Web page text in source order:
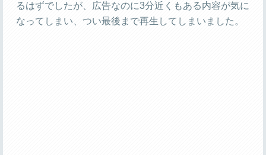
るはずでしたが、広告なのに3分近くもある内容が気に
なってしまい、つい最後まで再生してしまいました。